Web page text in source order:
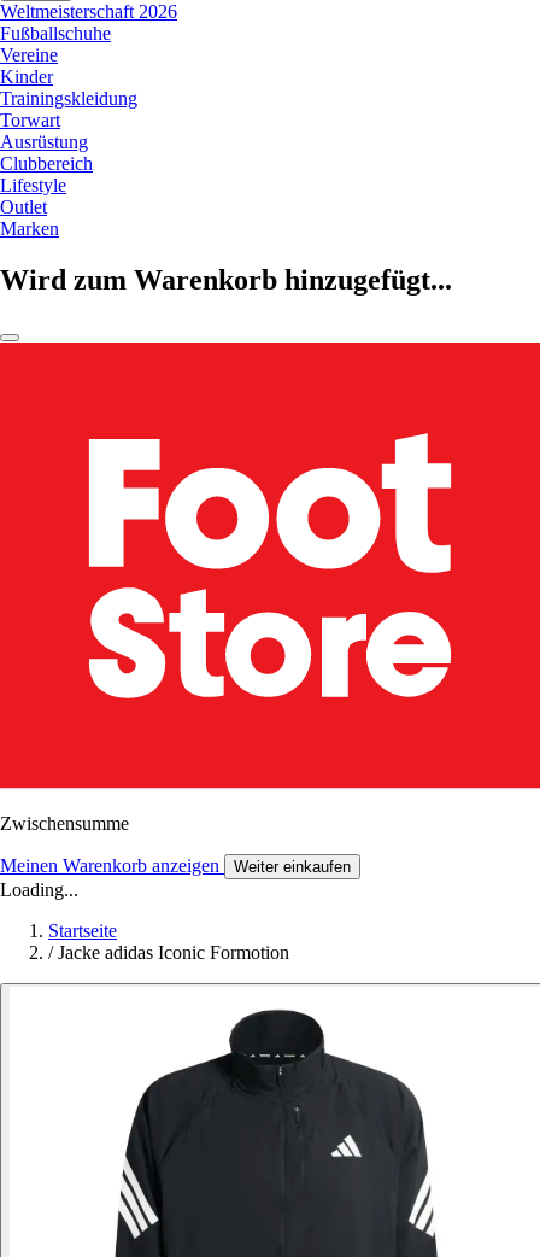
Weltmeisterschaft 2026
Fußballschuhe
Vereine
Kinder
Trainingskleidung
Torwart
Ausrüstung
Clubbereich
Lifestyle
Outlet
Marken
Wird zum Warenkorb hinzugefügt...
Zwischensumme
Meinen Warenkorb anzeigen Weiter einkaufen
Loading...
Startseite
/ Jacke adidas Iconic Formotion